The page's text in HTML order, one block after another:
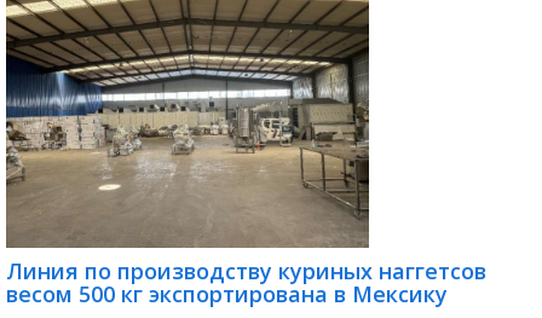
Линия по производству куриных наггетсов
весом 500 кг экспортирована в Мексику